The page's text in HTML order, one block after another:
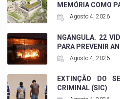
MEMÓRIA COMO
Agosto 4, 2026
NGANGULA. 22
PARA PREVENIR
Agosto 4, 2026
EXTINÇÃO DO
CRIMINAL (SIC)